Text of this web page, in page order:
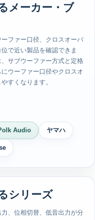
メーカー・ブ
ファー口径、クロスオーバ
で近い製品を確認できま
サブウーファー方式と定格
ウーファー口径やクロスオ
すくなります。
Audio ヤマハ
シリーズ
、位相切替、低音出力が分